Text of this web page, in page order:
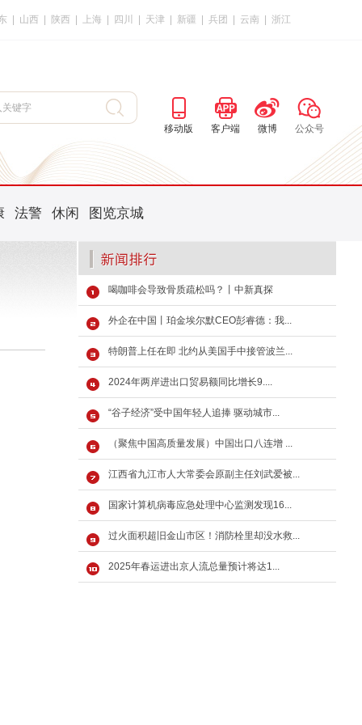
山西 陕西 上海 四川 天津 新疆 兵团 云南 浙江
移动版 客户端 微博 公众号
法警 休闲 图览京城
喝咖啡会导致骨质疏松吗？丨中新真探
外企在中国丨珀金埃尔默CEO彭睿德：我...
特朗普上任在即 北约从美国手中接管波兰...
2024年两岸进出口贸易额同比增长9....
“谷子经济”受中国年轻人追捧 驱动城市...
（聚焦中国高质量发展）中国出口八连增 ...
江西省九江市人大常委会原副主任刘武爱被...
国家计算机病毒应急处理中心监测发现16...
过火面积超旧金山市区！消防栓里却没水救...
2025年春运进出京人流总量预计将达1...